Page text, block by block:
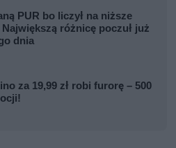
PUR bo liczył na niższe
różnicę poczuł już
dnia
za 19,99 zł robi furorę – 500